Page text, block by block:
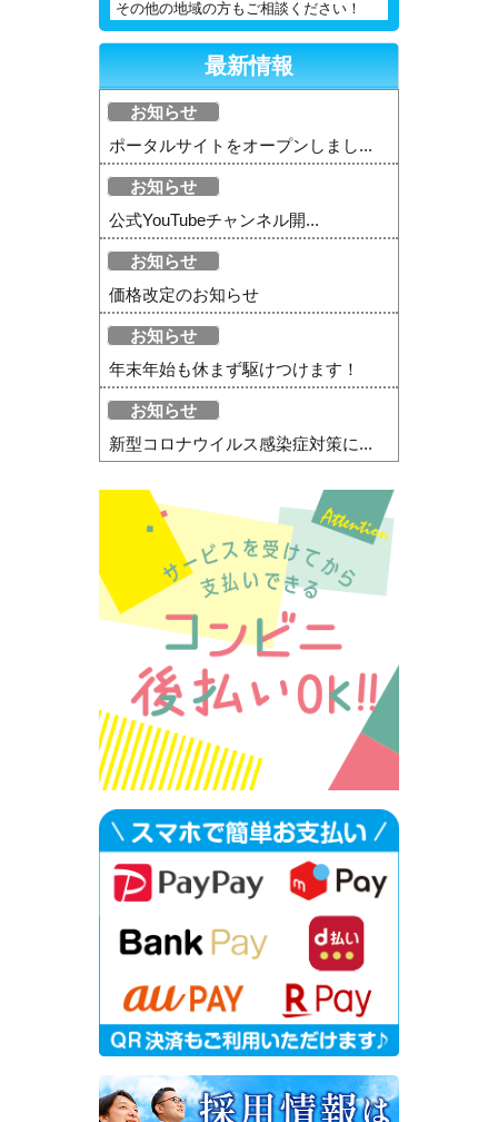
その他の地域の方もご相談ください！
最新情報
お知らせ
ポータルサイトをオープンしまし...
お知らせ
公式YouTubeチャンネル開...
お知らせ
価格改定のお知らせ
お知らせ
年末年始も休まず駆けつけます！
お知らせ
新型コロナウイルス感染症対策に...